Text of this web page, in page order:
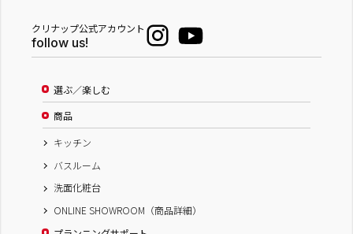
クリナップ公式アカウント
follow us!
選ぶ／楽しむ
商品
キッチン
バスルーム
洗面化粧台
ONLINE SHOWROOM（商品詳細）